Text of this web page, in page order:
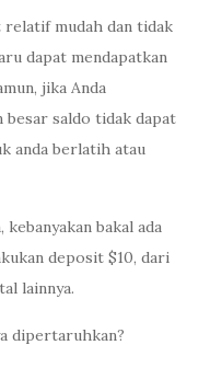
relatif mudah dan tidak
dapat mendapatkan
jika Anda
besar saldo tidak dapat
anda berlatih atau
kebanyakan bakal ada
deposit $10, dari
lainnya.
dipertaruhkan?